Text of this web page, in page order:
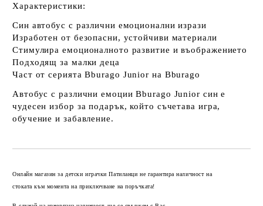
Характеристики:
Син автобус с различни емоционални изрази
Изработен от безопасни, устойчиви материали
Стимулира емоционалното развитие и въображението
Подходящ за малки деца
Част от сериятаBburago Junior на Bburago
Автобус с различни емоции Bburago Junior син е
чудесен избор за подарък, който съчетава игра,
обучение и забавление.
Онлайн магазин за детски играчки Патиланци не гарантира наличност на
стоката към момента на приключване на поръчката!